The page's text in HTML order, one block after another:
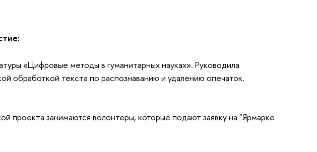
«Цифровые методы в гуманитарных науках». Руководила
обработкой текста по распознаванию и удалению опечаток.
проекта занимаются волонтеры, которые подают заявку на "Ярмарке